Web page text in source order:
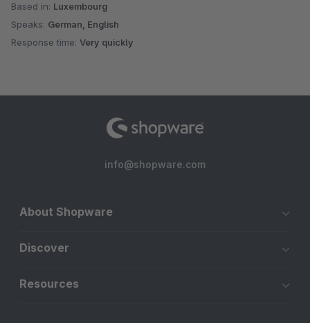
Based in: Luxembourg
Speaks: German, English
Response time: Very quickly
info@shopware.com
About Shopware
Discover
Resources